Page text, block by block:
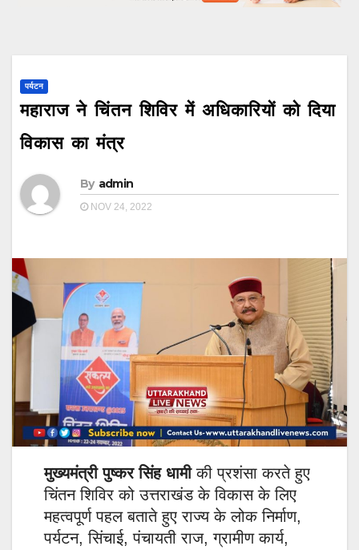
पर्यटन
महाराज ने चिंतन शिविर में अधिकारियों को दिया
विकास का मंत्र
By admin
NOV 24, 2022
मुख्यमंत्री पुष्कर सिंह धामीकी प्रशंसा करते हुए
चिंतन शिविर को उत्तराखंड के विकास के लिए
महत्वपूर्ण पहल बताते हुए राज्य के लोक निर्माण,
पर्यटन, सिंचाई, पंचायती राज, ग्रामीण कार्य,